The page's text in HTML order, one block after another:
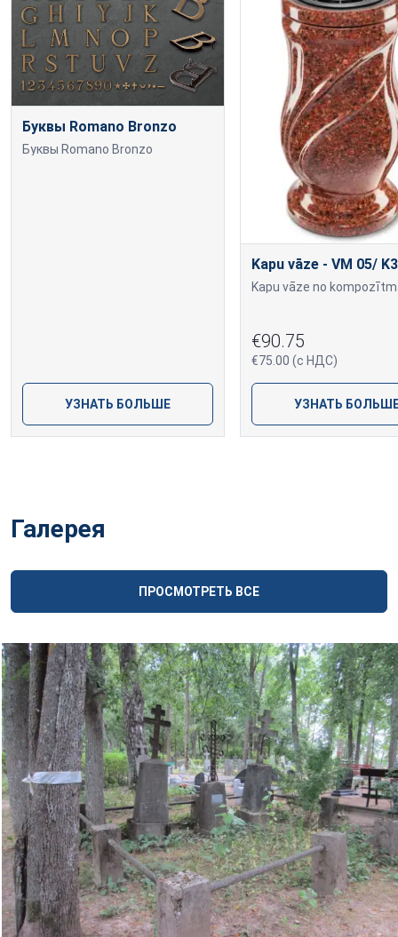
Буквы Romano Bronzo
Буквы Romano Bronzo
УЗНАТЬ БОЛЬШЕ
Kapu vāze - VM 05/ K3
€90.75
€75.00 (с НДС)
УЗНАТЬ
Галерея
ПРОСМОТРЕТЬ ВСЕ